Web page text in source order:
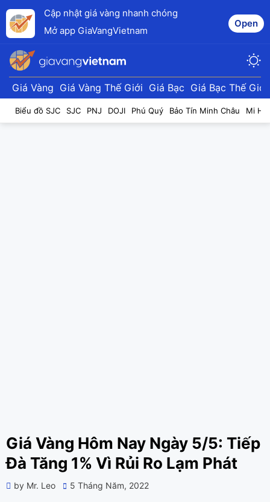
Cập nhật giá vàng nhanh chóng
Mở app GiaVangVietnam
Open
Giá Vàng Giá Vàng Thế Giới Giá Bạc Giá Bạc Thế Giới
Biểu đồ SJC SJC PNJ DOJI Phú Quý Bảo Tín Minh Châu Mi
Giá Vàng Hôm Nay Ngày 5/5: Tiếp
Đà Tăng 1% Vì Rủi Ro Lạm Phát
by Mr. Leo
Posted
5 Tháng Năm, 2022